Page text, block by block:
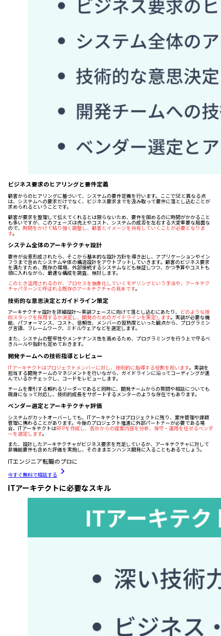
ビジネス要求のヒアリングと要件定義
顧客からのヒアリングに基づいて、システムの要件定義を行います。ここでSEと異なる点
は、システムへの要求だけでなく、ビジネス要求までを汲み取って要件に落とし込むことが
求められるということです。
顧客が要求を整理して伝えてくれるとは限らないため、要件を固めるのに時間がかかること
も多いですが、このフェーズは売上やコスト、システムの成否を左右する大変重要な局面な
ので、 時間をかけて粘り強く調整し、顧客とイメージを共有していくことが必要となりま
す。
システム全体のアーキテクチャ設計
要件が合意形成されたら、そこから基本的な設計方針を導き出し、アプリケーションやイン
フラまで含めたシステム全体の構造設計をアウトプットしていきます。顧客のビジネス要求
を満たすため、既存の環境、外部接続するシステムなども検証しつつ、かつ予算やコストも
頭に入れながら、最適な構成を調査、検討します。
このとき活用されるのが、プロセスを抽象化していくモデリングという手法や、アーキテク
チャパターンと呼ばれる既存のアーキテクチャの見本です。
技術的な意思決定とガイドライン策定
アーキテクチャ設計を詳細設計～実装フェーズに向けて落とし込むにあたり、 どのような技
術スタックを採用するか決定し、開発のためのガイドラインを策定します。実装が必要な機
能、パフォーマンス、コスト、信頼性、メンバーの習熟度といった観点から、プログラミン
グ言語、フレームワーク、ミドルウェアなどを選定します。
また、システムの堅牢性やメンテナンス性を高めるため、プログラミングを行う上で守るべ
きルールや指針も定めておきます。
開発チームへの技術指導とレビュー
ITアーキテクトはプロジェクトメンバーに対し、技術的に指導する役割を担います。実装を
担当する開発チームのマネジメントを行いながら、ガイドラインに沿ってコーディングが進
んでいるかチェックし、コードをレビューします。
チームを牽引する頼れるリーダーであると同時に、開発チームからの質問や相談についても
親身になって対応し、技術的成長をサポートするメンターのような存在でもあります。
ベンダー選定とアーキテクチャ評価
システムがカットオーバーしても、ITアーキテクトはプロジェクトに残り、案件管理や課題
管理に携わることがあります。今後のプロジェクト推進に外部パートナーが必要である場
合、ITアーキテクトはRFPを作成し、各社からの提案内容を分析、保守・運用を任せるベンダ
ーを選定します。
また、設計したアーキテクチャがビジネス要求を充足しているか、アーキテクチャに対して
非機能要件も含めた評価を実施し、そのままエンハンス開発に入ることもあるでしょう。
ITエンジニア転職のプロに
今すぐ無料で相談する
ITアーキテクトに必要なスキル